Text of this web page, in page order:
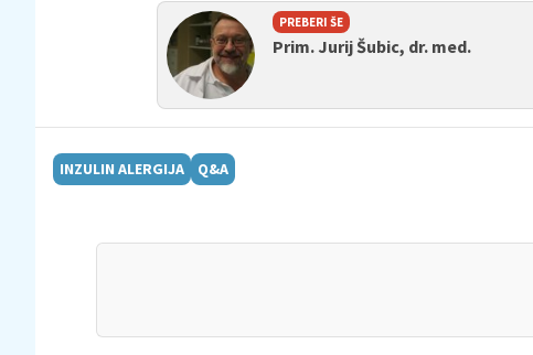
PREBERI ŠE
Prim. Jurij Šubic, dr. med.
INZULIN ALERGIJA Q&A